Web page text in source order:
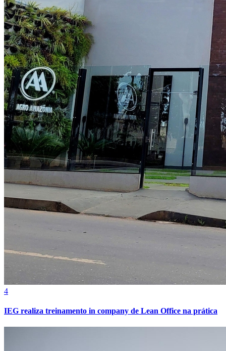
Grêmio
Internacional
4
IEG realiza treinamento in company de Lean Office na prática